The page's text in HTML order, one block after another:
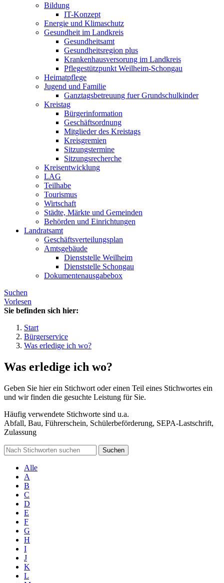
Bildung
IT-Konzept
Energie und Klimaschutz
Gesundheit im Landkreis
Gesundheitsamt
Gesundheitsregion plus
Krankenhausversorung im Landkreis
Pflegestützpunkt Weilheim-Schongau
Heimatpflege
Jugend und Familie
Ganztagsbetreuung fuer Grundschulkinder
Kreistag
Bürgerinformation
Geschäftsordnung
Mitglieder des Kreistags
Kreisgremien
Sitzungstermine
Sitzungsrecherche
Kreisentwicklung
LAG
Teilhabe
Tourismus
Wirtschaft
Städte, Märkte und Gemeinden
Behörden und Einrichtungen
Landratsamt
Geschäftsverteilungsplan
Amtsgebäude
Dienststelle Weilheim
Dienststelle Schongau
Dokumentenausgabebox
Suchen
Vorlesen
Sie befinden sich hier:
Start
Bürgerservice
Was erledige ich wo?
Was erledige ich wo?
Geben Sie hier ein Stichwort oder einen Teil eines Stichwortes ein
und wir finden die gesuchte Leistung für Sie.
Häufig verwendete Stichworte sind u.a.
Abfall, Bau, Führerschein, Schülerbeförderung, SEPA-Lastschrift,
Zulassung
Suchen
Alle
A
B
C
D
E
F
G
H
I
J
K
L